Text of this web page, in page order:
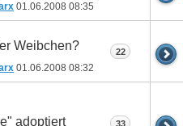
01.06.2008 08:35
Weibchen?
01.06.2008 08:32
22
adoptiert
33